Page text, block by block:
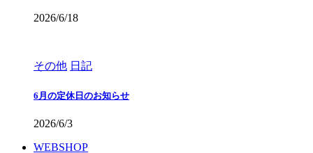
2026/6/18
その他 日記
6月の定休日のお知らせ
2026/6/3
WEBSHOP